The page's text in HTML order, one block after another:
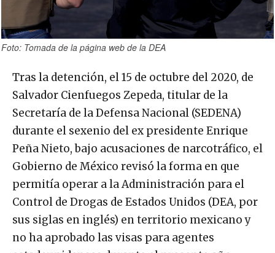
Foto: Tomada de la página web de la DEA
Tras la detención, el 15 de octubre del 2020, de
Salvador Cienfuegos Zepeda, titular de la
Secretaría de la Defensa Nacional (SEDENA)
durante el sexenio del ex presidente Enrique
Peña Nieto, bajo acusaciones de narcotráfico, el
Gobierno de México revisó la forma en que
permitía operar a la Administración para el
Control de Drogas de Estados Unidos (DEA, por
sus siglas en inglés) en territorio mexicano y
no ha aprobado las visas para agentes